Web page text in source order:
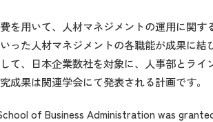
を用いて、人材マネジメントの運用に関
った人材マネジメントの各職能が成果に
て、日本企業数社を対象に、人事部とラ
成果は関連学会にて発表される計画です。
of Business Administration was